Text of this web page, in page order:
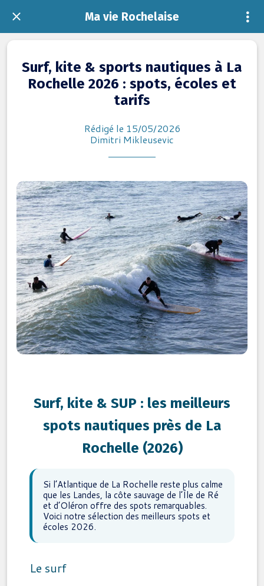
Ma vie Rochelaise
Surf, kite & sports nautiques à La
Rochelle 2026 : spots, écoles et
tarifs
Rédigé le 15/05/2026
Dimitri Mikleusevic
Surf, kite & SUP : les meilleurs
spots nautiques près de La
Rochelle (2026)
Si l’Atlantique de La Rochelle reste plus calme
que les Landes, la côte sauvage de l’Île de Ré
et d’Oléron offre des spots remarquables.
Voici notre sélection des meilleurs spots et
écoles 2026.
Le surf